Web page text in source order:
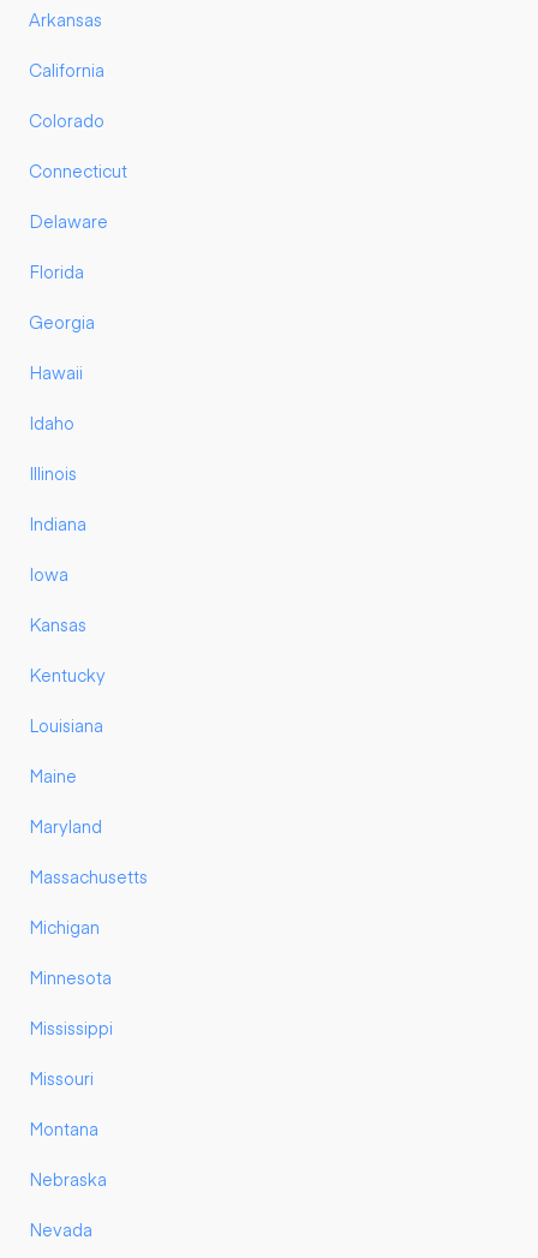
Arkansas
California
Colorado
Connecticut
Delaware
Florida
Georgia
Hawaii
Idaho
Illinois
Indiana
Iowa
Kansas
Kentucky
Louisiana
Maine
Maryland
Massachusetts
Michigan
Minnesota
Mississippi
Missouri
Montana
Nebraska
Nevada